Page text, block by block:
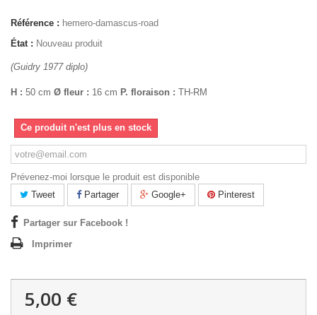
Référence : hemero-damascus-road
État : Nouveau produit
(Guidry 1977 diplo)
H : 50 cm Ø fleur : 16 cm P. floraison : TH-RM
Ce produit n'est plus en stock
Prévenez-moi lorsque le produit est disponible
Tweet
Partager Google+ Pinterest
Partager sur Facebook !
Imprimer
5,00 €